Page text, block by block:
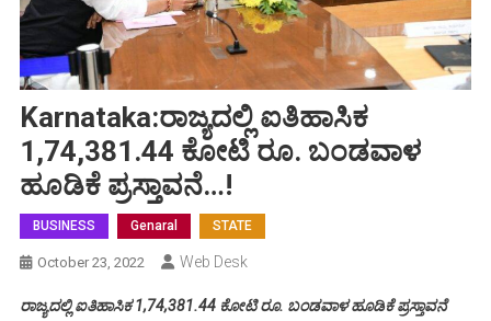
Karnataka:ರಾಜ್ಯದಲ್ಲಿ ಐತಿಹಾಸಿಕ
1,74,381.44 ಕೋಟಿ ರೂ. ಬಂಡವಾಳ
ಹೂಡಿಕೆ ಪ್ರಸ್ತಾವನೆ…!
BUSINESS Genaral STATE
October 23, 2022 Web Desk
ರಾಜ್ಯದಲ್ಲಿ ಐತಿಹಾಸಿಕ 1,74,381.44 ಕೋಟಿ ರೂ. ಬಂಡವಾಳ ಹೂಡಿಕೆ ಪ್ರಸ್ತಾವನೆ